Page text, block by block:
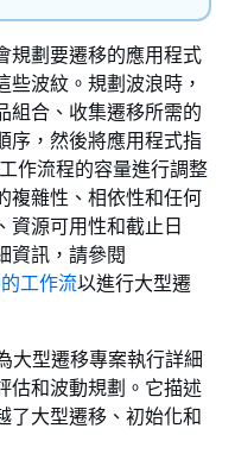
規劃要遷移的應用程式
波紋。規劃波浪時，
組合、收集遷移所需的
序，然後將應用程式指
作流程的容量進行調整
複雜性、相依性和任何
資源可用性和截止日
資訊，請參閱
工作流以進行大型遷
型遷移專案執行詳細
估和波動規劃。它描述
了大型遷移、初始化和